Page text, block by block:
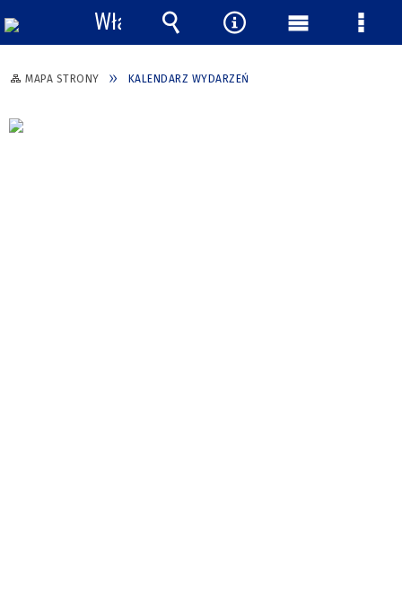
MAPA STRONY KALENDARZ WYDARZEŃ
Włącz
powiadomienia
Wyszukiwarka
Narzędzia
Menu Menu